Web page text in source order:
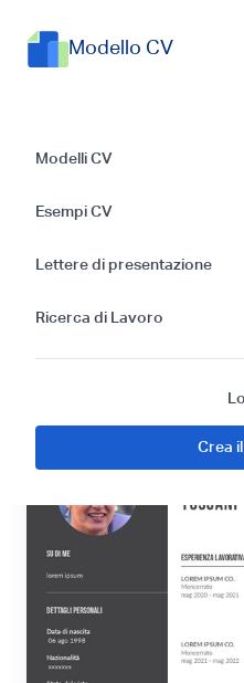
Modello CV
Modelli CV
Esempi CV
Lettere di presentazione
Ricerca di Lavoro
Crea
Guida alla
Modello
Ingegnere